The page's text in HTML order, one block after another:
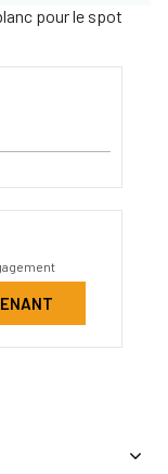
pour le spot